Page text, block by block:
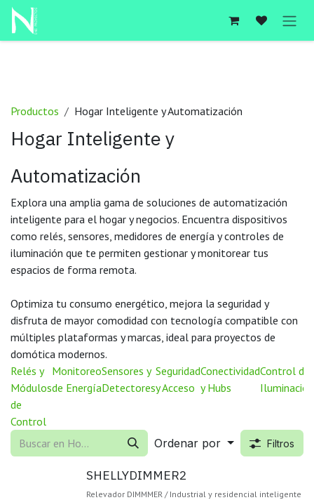
Ir al contenido
Productos Hogar Inteligente y Automatización
Hogar Inteligente y
Automatización
Explora una amplia gama de soluciones de automatización
inteligente para el hogar y negocios. Encuentra dispositivos
como relés, sensores, medidores de energía y controles de
iluminación que te permiten gestionar y monitorear tus
espacios de forma remota.
Optimiza tu consumo energético, mejora la seguridad y
disfruta de mayor comodidad con tecnología compatible con
múltiples plataformas y marcas, ideal para proyectos de
domótica modernos.
Relés y
Módulos
de
Control
Monitoreo
de Energía
Sensores y
Detectores
Seguridad
y Acceso
Conectividad
y Hubs
Control de
Iluminación
Ordenar por Filtros
SHELLYDIMMER2
Relevador DIMMMER / Industrial y residencial inteligente